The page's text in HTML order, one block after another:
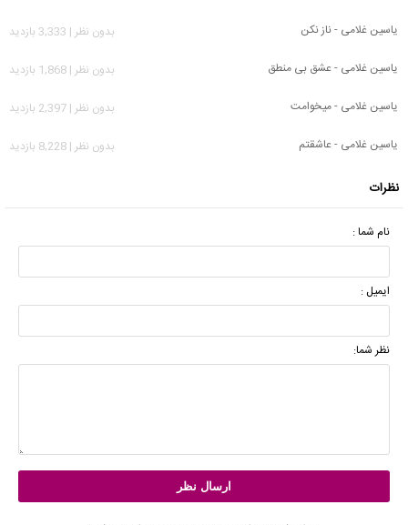
یاسین غلامی - ناز نکن
بدون نظر | 3,333 بازدید
یاسین غلامی - عشق بی منطق
بدون نظر | 1,868 بازدید
یاسین غلامی - میخوامت
بدون نظر | 2,397 بازدید
یاسین غلامی - عاشقتم
بدون نظر | 8,228 بازدید
نظرات
نام شما :
ایمیل :
نظر شما: